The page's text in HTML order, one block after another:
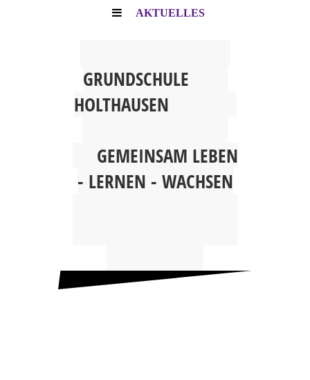
AKTUELLES
GRUNDSCHULE
HOLTHAUSEN
GEMEINSAM LEBEN
- LERNEN - WACHSEN